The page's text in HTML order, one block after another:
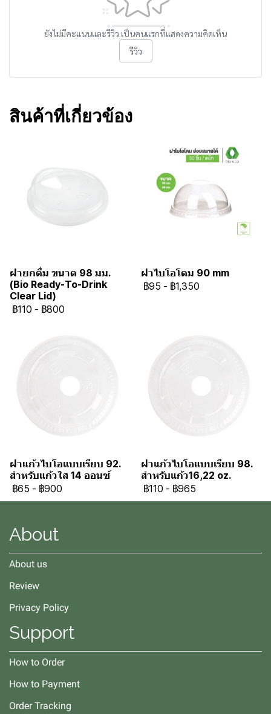
ยังไม่มีคะแนนและรีวิว เป็นคนแรกที่แสดงความคิดเห็น
รีวิว
สินค้าที่เกี่ยวข้อง
ฝายกดื่ม ขนาด 98 มม.
(Bio Ready-To-Drink
Clear Lid)
฿110 - ฿800
ฝาไบโอโดม 90 mm
฿95 - ฿1,350
ฝาแก้วไบโอแบบเรียบ 92.
สำหรับแก้วใส 14 ออนซ์
฿65 - ฿900
ฝาแก้วไบโอแบบเรียบ 98.
สำหรับแก้ว16,22 oz.
฿110 - ฿965
About
About us
Review
Privacy Policy
Support
How to Order
How to Payment
Order Tracking